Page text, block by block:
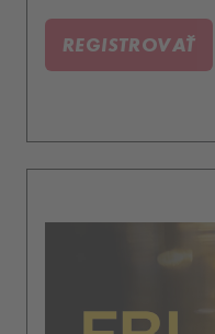
REGISTROVAŤ